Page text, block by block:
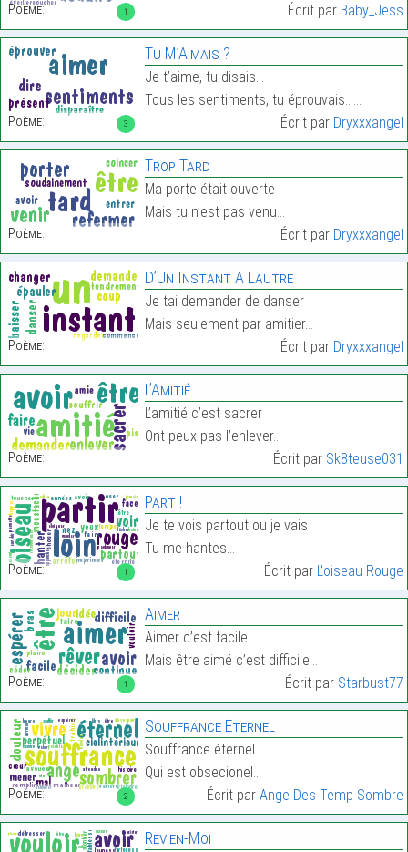
1
Poème:
Écrit par Baby_Jess
3
Poème:
Tu M’Aimais ?
Je t’aime, tu disais…
Tous les sentiments, tu éprouvais……
Écrit par Dryxxxangel
Poème:
Trop Tard
Ma porte était ouverte
Mais tu n’est pas venu…
Écrit par Dryxxxangel
Poème:
D’Un Instant A Lautre
Je tai demander de danser
Mais seulement par amitier…
Écrit par Dryxxxangel
Poème:
L’Amitié
L’amitié c’est sacrer
Ont peux pas l’enlever…
Écrit par Sk8teuse031
1
Poème:
Part !
Je te vois partout ou je vais
Tu me hantes…
Écrit par L'oiseau Rouge
1
Poème:
Aimer
Aimer c’est facile
Mais être aimé c’est difficile…
Écrit par Starbust77
2
Poème:
Souffrance Éternel
Souffrance éternel
Qui est obsecionel…
Écrit par Ange Des Temp Sombre
Revien-Moi